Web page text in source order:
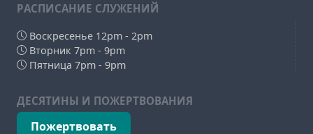
РAСПИСАНИЕ СЛУЖЕНИЙ
Воскресенье 12pm - 2pm
Вторник 7pm - 9pm
Пятница 7pm - 9pm
ДЕСЯТИНЫ И ПОЖЕРТВОВАНИЯ
Пожертвовать